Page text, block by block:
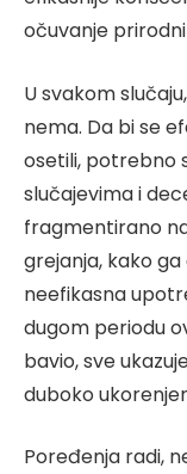
očuvanje
U svakom
nema. Da bi se
osetili, potrebno
slučajevima i
fragmentirano
grejanja, kako
neefikasna
dugom periodu
bavio, sve
duboko
Poređenja radi,